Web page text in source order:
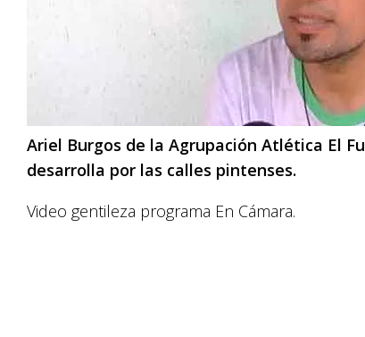
Ariel Burgos de la Agrupación Atlética El
desarrolla por las calles pintenses.
Video gentileza programa En Cámara.